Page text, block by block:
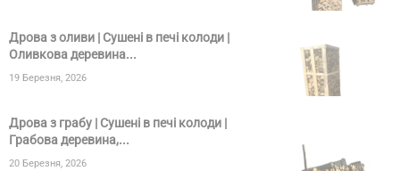
Дрова з оливи | Сушені в печі колоди |
Оливкова деревина...
19 Березня, 2026
Дрова з грабу | Сушені в печі колоди |
Грабова деревина,...
20 Березня, 2026